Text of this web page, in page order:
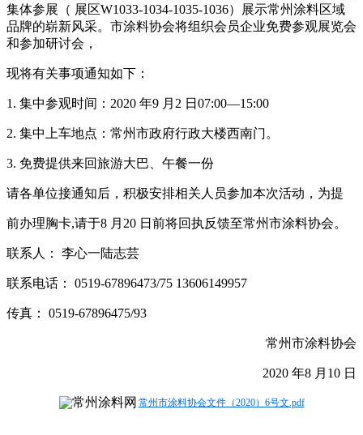
集体参展（ 展区W1033-1034-1035-1036）展示常州涂料区域
品牌的崭新风采。市涂料协会将组织会员企业免费参观展览会
和参加研讨会，
现将有关事项通知如下：
1. 集中参观时间：2020 年9 月2 日07:00—15:00
2. 集中上车地点：常州市政府行政大楼西南门。
3. 免费提供来回旅游大巴、午餐一份
请各单位接通知后，积极安排相关人员参加本次活动，为提
前办理胸卡,请于8 月20 日前将回执反馈至常州市涂料协会。
联系人： 李心一陆志芸
联系电话： 0519-67896473/75 13606149957
传真： 0519-67896475/93
常州市涂料协会
2020 年8 月10 日
常州市涂料协会文件（2020）6号文.pdf